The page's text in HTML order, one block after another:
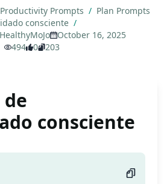
Productivity Prompts / Plan Prompts
consciente /
October 16, 2025
494
0 203
de
consciente